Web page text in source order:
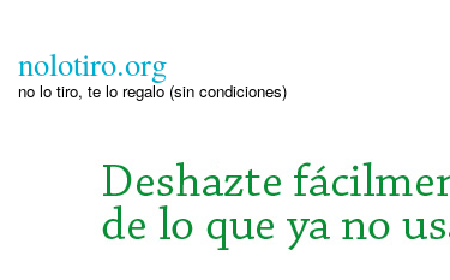
nolotiro.org
no lo tiro, te lo regalo (sin condiciones)